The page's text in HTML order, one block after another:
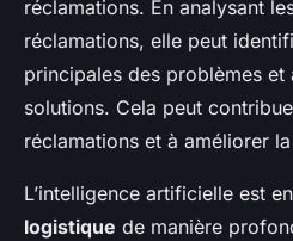
réclamations. En analysant
réclamations, elle peut
principales des problèmes
solutions. Cela peut
réclamations et à améliorer
L’intelligence artificielle est
logistique de manière